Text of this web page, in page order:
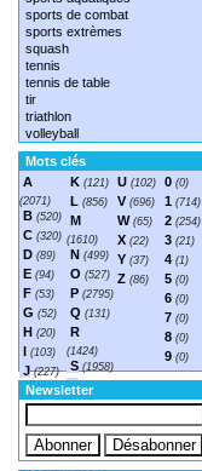
sports de combat
sports extrèmes
squash
tennis
tennis de table
tir
triathlon
volleyball
Mots clés
A
(2071)
B (520)
C (320)
D (89)
E (94)
F (53)
G (52)
H (20)
I (103)
J(227)
K (121)
L (856)
M
(1610)
N (499)
O (527)
P (2795)
Q (131)
R
(1424)
S (1958)
T(1548)
U (102)
V (696)
W (65)
X (22)
Y (37)
Z (86)
0 (0)
1 (714)
2 (254)
3 (21)
4 (1)
5 (0)
6 (0)
7 (0)
8 (0)
9 (0)
Newsletter